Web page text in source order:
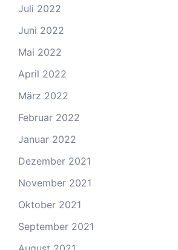
Juli 2022
Juni 2022
Mai 2022
April 2022
März 2022
Februar 2022
Januar 2022
Dezember 2021
November 2021
Oktober 2021
September 2021